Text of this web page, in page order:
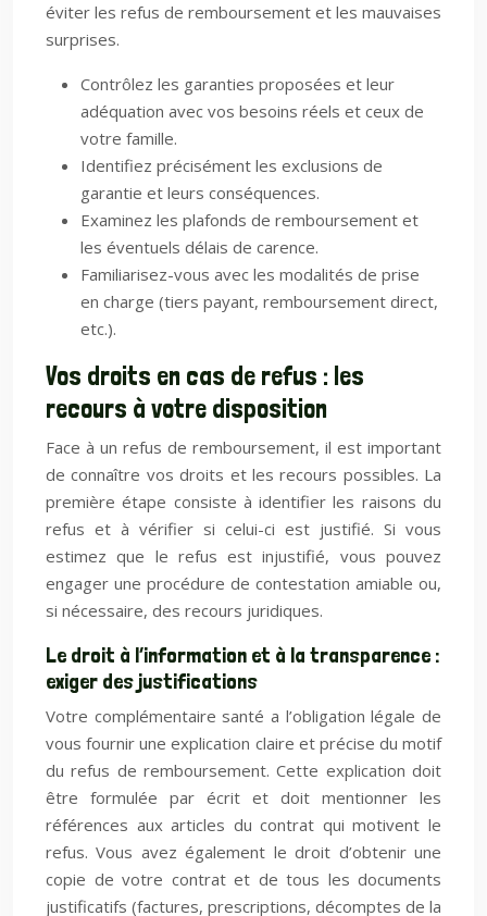
éviter les refus de remboursement et les mauvaises
surprises.
Contrôlez les garanties proposées et leur
adéquation avec vos besoins réels et ceux de
votre famille.
Identifiez précisément les exclusions de
garantie et leurs conséquences.
Examinez les plafonds de remboursement et
les éventuels délais de carence.
Familiarisez-vous avec les modalités de prise
en charge (tiers payant, remboursement direct,
etc.).
Vos droits en cas de refus : les
recours à votre disposition
Face à un refus de remboursement, il est important
de connaître vos droits et les recours possibles. La
première étape consiste à identifier les raisons du
refus et à vérifier si celui-ci est justifié. Si vous
estimez que le refus est injustifié, vous pouvez
engager une procédure de contestation amiable ou,
si nécessaire, des recours juridiques.
Le droit à l’information et à la transparence :
exiger des justifications
Votre complémentaire santé a l’obligation légale de
vous fournir une explication claire et précise du motif
du refus de remboursement. Cette explication doit
être formulée par écrit et doit mentionner les
références aux articles du contrat qui motivent le
refus. Vous avez également le droit d’obtenir une
copie de votre contrat et de tous les documents
justificatifs (factures, prescriptions, décomptes de la